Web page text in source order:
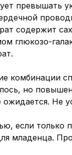
превышать
содержит
глюкозо-
комбинации
но
Не
если только
младенца.